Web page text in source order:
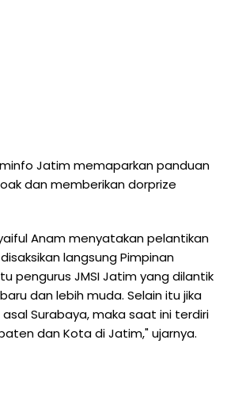
Jatim memaparkan panduan
dan memberikan dorprize
Anam menyatakan pelantikan
langsung Pimpinan
pengurus JMSI Jatim yang dilantik
dan lebih muda. Selain itu jika
Surabaya, maka saat ini terdiri
dan Kota di Jatim," ujarnya.